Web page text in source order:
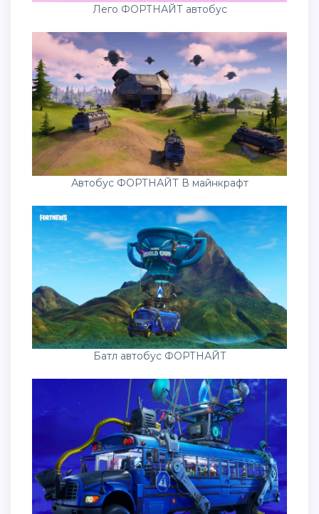
Лего ФОРТНАЙТ автобус
Автобус ФОРТНАЙТ В майнкрафт
Батл автобус ФОРТНАЙТ